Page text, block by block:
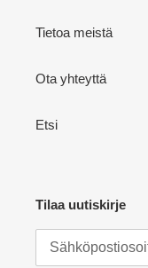
Tietoa meistä
Ota yhteyttä
Etsi
Tilaa uutiskirje